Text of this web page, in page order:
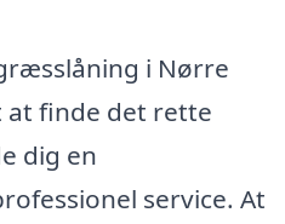
i Nørre
at finde det rette
dig en
service. At